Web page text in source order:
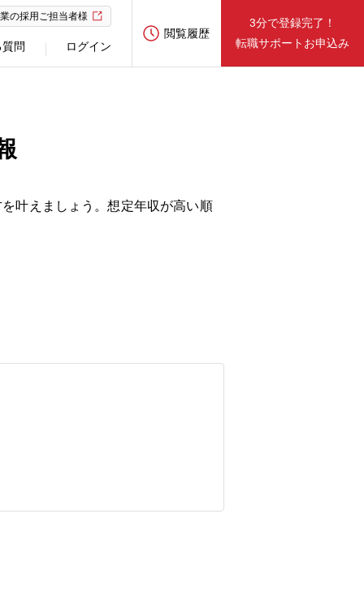
の採用ご担当者様
問 ログイン
閲覧履歴
3分で登録完了！
転職サポートお申込み
叶えましょう。想定年収が高い順